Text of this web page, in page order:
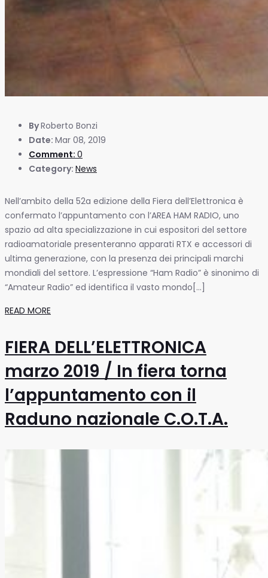
ByRoberto Bonzi
Date: Mar 08, 2019
Comment: 0
Category: News
Nell’ambito della 52a edizione della Fiera dell’Elettronica è
confermato l’appuntamento con l’AREA HAM RADIO, uno
spazio ad alta specializzazione in cui espositori del settore
radioamatoriale presenteranno apparati RTX e accessori di
ultima generazione, con la presenza dei principali marchi
mondiali del settore. L’espressione “Ham Radio” è sinonimo di
“Amateur Radio” ed identifica il vasto mondo[...]
READ MORE
FIERA DELL’ELETTRONICA
marzo 2019 / In fiera torna
l’appuntamento con il
Raduno nazionale C.O.T.A.